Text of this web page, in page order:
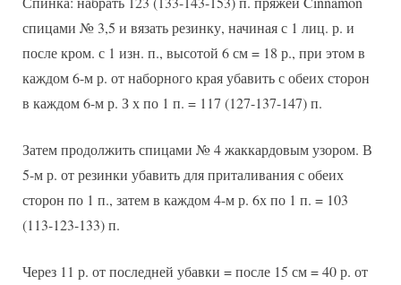
спицами № 3,5 и вязать резинку, начиная с 1 лиц. р. и
после кром. с 1 изн. п., высотой 6 см = 18 р., при этом в
каждом 6-м р. от наборного края убавить с обеих сторон
в каждом 6-м р. З х по 1 п. = 117 (127-137-147) п.
Затем продолжить спицами № 4 жаккардовым узором. В
5-м р. от резинки убавить для приталивания с обеих
сторон по 1 п., затем в каждом 4-м р. 6х по 1 п. = 103
(113-123-133) п.
Через 11 р. от последней убавки = после 15 см = 40 р. от